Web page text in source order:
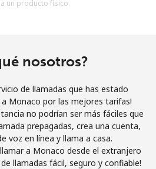
sitio web, estoy de acuerdo con
Únete
¡Hola!
oREGÍSTRATE →
un producto físico.
nosotros?
de llamadas que has estado
Monaco por las mejores tarifas!
no podrían ser más fáciles que
prepagadas, crea una cuenta,
voz en línea y llama a casa.
a Monaco desde el extranjero
llamadas fácil, seguro y confiable!